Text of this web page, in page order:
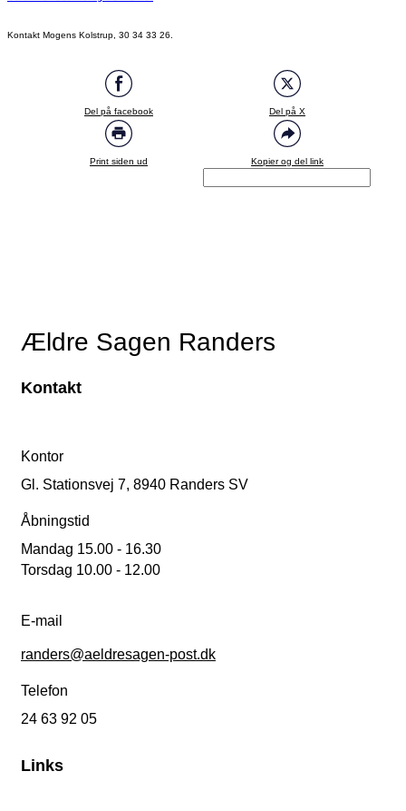
Kontakt Mogens Kolstrup, 30 34 33 26.
Del på facebook Del på X
Print siden ud Kopier og del link
Ældre Sagen Randers
Kontakt
Kontor
Gl. Stationsvej 7, 8940 Randers SV
Åbningstid
Mandag 15.00 - 16.30
Torsdag 10.00 - 12.00
E-mail
randers@aeldresagen-post.dk
Telefon
24 63 92 05
Links